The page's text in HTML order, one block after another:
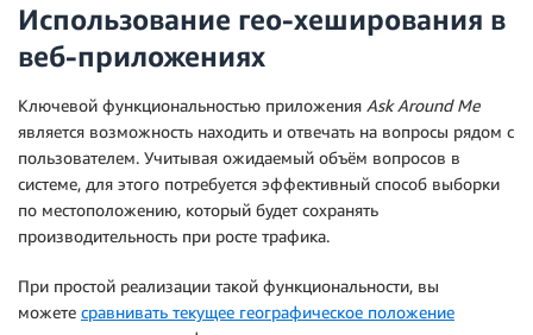
Использование гео-хеширования в
веб-приложениях
Ключевой функциональностью приложения AskAroundMe
является возможность находить и отвечать на вопросы рядом с
пользователем. Учитывая ожидаемый объём вопросов в
системе, для этого потребуется эффективный способ выборки
по местоположению, который будет сохранять
производительность при росте трафика.
При простой реализации такой функциональности, вы
можете сравнивать текущее географическое положение